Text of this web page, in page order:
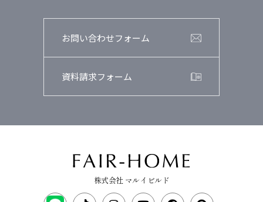
お問い合わせフォーム
資料請求フォーム
株式会社 マルイビルド